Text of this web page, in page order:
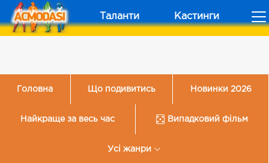
Таланти Кастинги
Головна Що подивитись Новинки 2026
Найкраще за весь час Випадковий фільм
Усі жанри